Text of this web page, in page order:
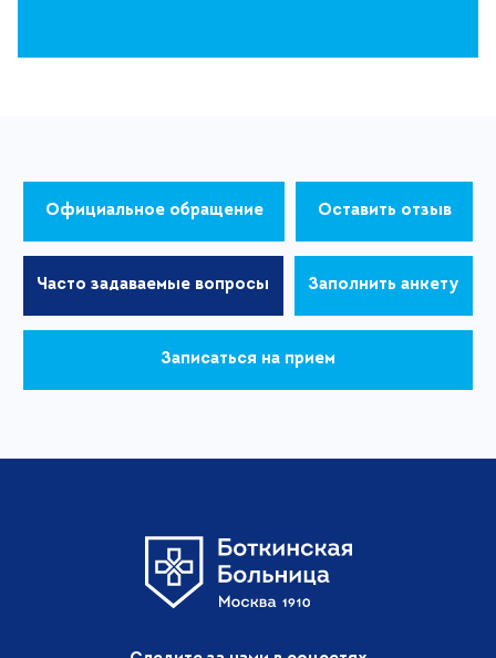
Официальное обращение Оставить отзыв
Часто задаваемые вопросы Заполнить анкету
Записаться на прием